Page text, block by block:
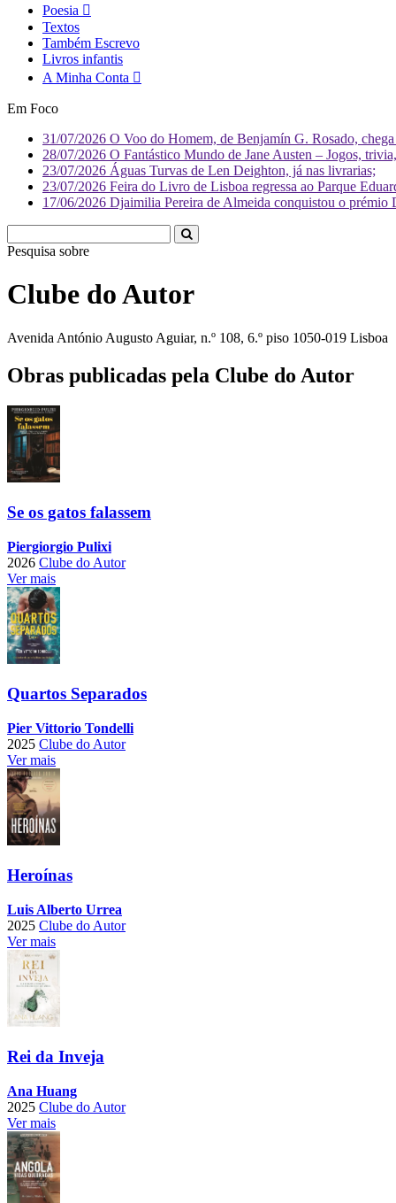
Poesia
Textos
Também Escrevo
Livros infantis
A Minha Conta
Em Foco
31/07/2026 O Voo do Homem, de Benjamín G. Rosado,
28/07/2026 O Fantástico Mundo de Jane Austen – Jogos,
23/07/2026 Águas Turvas de Len Deighton, já nas livrarias;
23/07/2026 Feira do Livro de Lisboa regressa ao Parque
17/06/2026 Djaimilia Pereira de Almeida conquistou o
Pesquisa sobre
Clube do Autor
Avenida António Augusto Aguiar, n.º 108, 6.º piso 1050-019 Lisboa
Obras publicadas pela Clube do Autor
Se os gatos falassem
Piergiorgio Pulixi
2026 Clube do Autor
Ver mais
Quartos Separados
Pier Vittorio Tondelli
2025 Clube do Autor
Ver mais
Heroínas
Luis Alberto Urrea
2025 Clube do Autor
Ver mais
Rei da Inveja
Ana Huang
2025 Clube do Autor
Ver mais